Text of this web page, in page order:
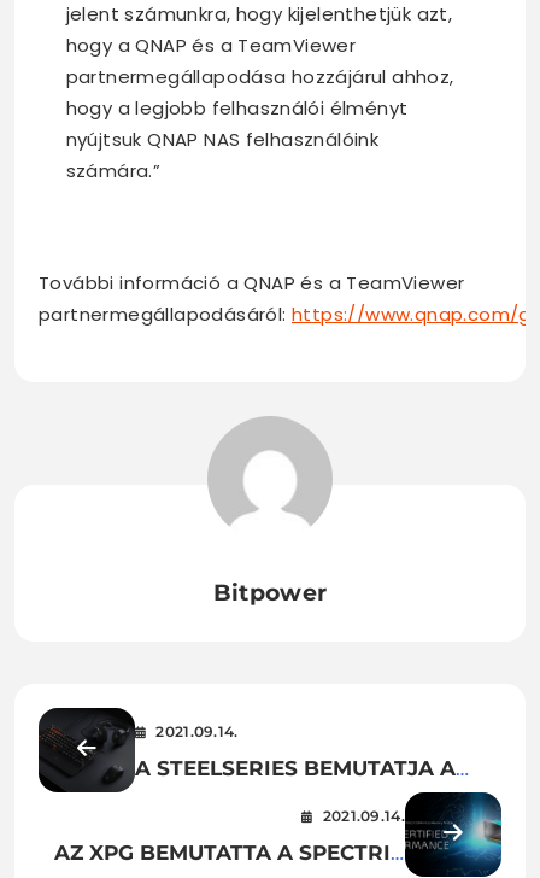
jelent számunkra, hogy kijelenthetjük azt,
hogy a QNAP és a TeamViewer
partnermegállapodása hozzájárul ahhoz,
hogy a legjobb felhasználói élményt
nyújtsuk QNAP NAS felhasználóink
számára.”
További információ a QNAP és a TeamViewer
partnermegállapodásáról: https://www.qnap.com/
Bitpower
2021.09.14.
A STEELSERIES BEMUTATJA A
KISEBB ÉS KÖNNYEBB PRIME
MINI ESPORT EGEREKET
2021.09.14.
AZ XPG BEMUTATTA A SPECTRIX